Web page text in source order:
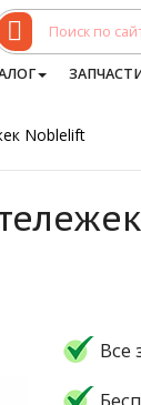
Noblelift
Все